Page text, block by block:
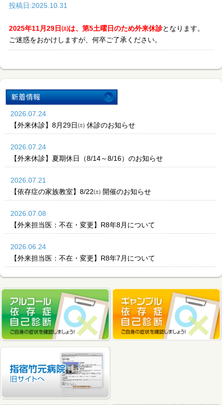
投稿日:2025.10.31
2025年11月29日㈯は、第5土曜日のため外来休診となります。
ご迷惑をおかけしますが、何卒ご了承ください。
2026.07.24
【外来休診】8月29日㈯ 休診のお知らせ
2026.07.24
【外来休診】夏期休日（8/14～8/16）のお知らせ
2026.07.21
【依存症の家族教室】8/22㈯ 開催のお知らせ
2026.07.08
【外来担当医：不在・変更】R8年8月について
2026.06.24
【外来担当医：不在・変更】R8年7月について